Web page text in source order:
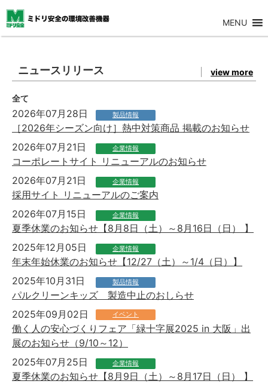
MENU
ニュースリリース view more
全て
2026年07月28日 製品情報
［2026年シーズン向け］熱中対策商品 掲載のお知らせ
2026年07月21日
企業情報
コーポレートサイト リニューアルのお知らせ
2026年07月21日
企業情報
採用サイト リニューアルのご案内
2026年07月15日
企業情報
夏季休業のお知らせ【8月8日（土）～8月16日（日） 】
2025年12月05日
企業情報
年末年始休業のお知らせ【12/27（土）～1/4（日）】
2025年10月31日
製品情報
パルクリーンキッズ 製造中止のおしらせ
2025年09月02日
イベント
働く人の安心づくりフェア「緑十字展2025 in 大阪」出
展のお知らせ（9/10～12）
2025年07月25日
企業情報
夏季休業のお知らせ【8月9日（土）～8月17日（日） 】